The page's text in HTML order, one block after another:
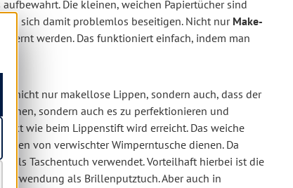
Die kleinen, weichen Papiertücher sind
sich damit problemlos beseitigen. Nicht nur Make-
werden. Das funktioniert einfach, indem man
nicht nur makellose Lippen, sondern auch, dass der
sondern auch es zu perfektionieren und
wie beim Lippenstift wird erreicht. Das weiche
von verwischter Wimperntusche dienen. Da
als Taschentuch verwendet. Vorteilhaft hierbei ist die
als Brillenputztuch. Aber auch in